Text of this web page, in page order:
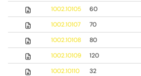
1002.10105
60
1002.10107
70
1002.10108
80
1002.10109
120
1002.10110
32